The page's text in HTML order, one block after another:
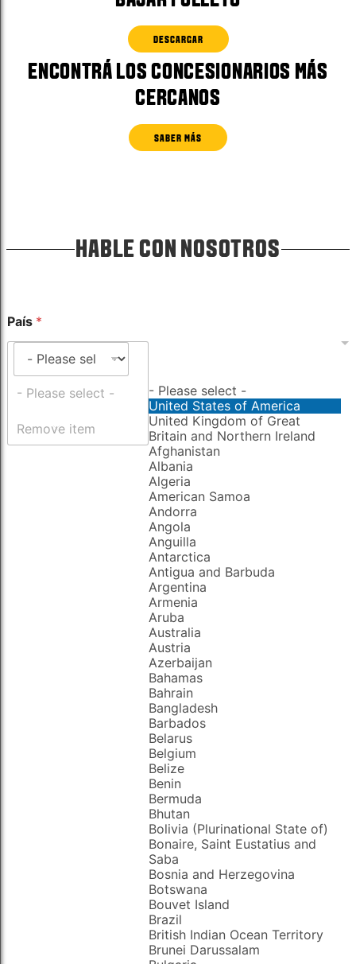
DESCARGAR
ENCONTRÁ LOS CONCESIONARIOS MÁS
CERCANOS
SABER MÁS
HABLE CON NOSOTROS
País *
- Please select -
Remove item
- Please select -
United States of America
United Kingdom of Great
Britain and Northern Ireland
Afghanistan
Albania
Algeria
American Samoa
Andorra
Angola
Anguilla
Antarctica
Antigua and Barbuda
Argentina
Armenia
Aruba
Australia
Austria
Azerbaijan
Bahamas
Bahrain
Bangladesh
Barbados
Belarus
Belgium
Belize
Benin
Bermuda
Bhutan
Bolivia (Plurinational State of)
Bonaire, Saint Eustatius and
Saba
Bosnia and Herzegovina
Botswana
Bouvet Island
Brazil
British Indian Ocean Territory
Brunei Darussalam